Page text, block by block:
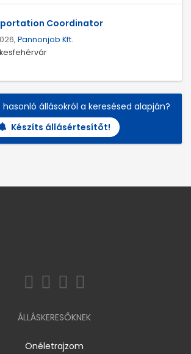
Coordinator
Pannonjob Kft.
állásokról a keresésed alapján?
Készíts állásértesítőt!
ÁLLÁSKERESŐKNEK
Önéletrajzom